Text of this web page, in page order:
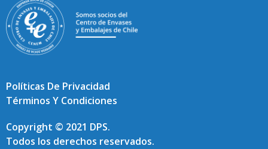
Políticas De Privacidad
Términos Y Condiciones
Copyright © 2021 DPS.
Todos los derechos reservados.